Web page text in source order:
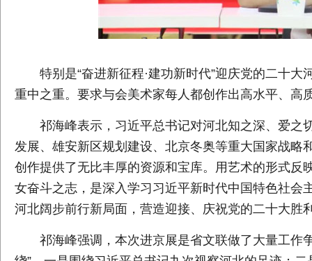
特别是“奋进新征程·建功新时代”迎庆党的二十
重中之重。要求与会美术家每人都创作出高水平、高
祁海峰表示，习近平总书记对河北知之深、爱之
发展、雄安新区规划建设、北京冬奥等重大国家战
创作提供了无比丰厚的资源和宝库。用艺术的形式
女奋斗之志，是深入学习习近平新时代中国特色社
河北阔步前行新局面，营造迎接、庆祝党的二十大胜
祁海峰强调，本次进京展是省文联做了大量工作